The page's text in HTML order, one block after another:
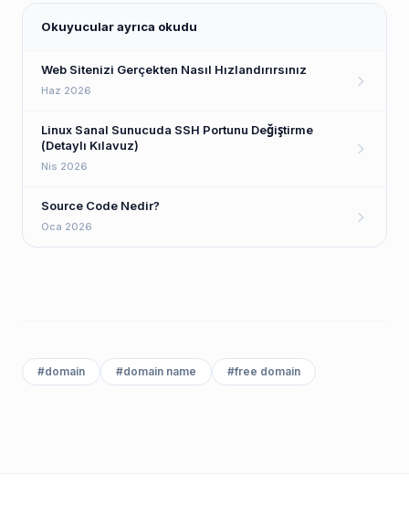
Okuyucular ayrıca okudu
Web Sitenizi Gerçekten Nasıl Hızlandırırsınız
Haz 2026
Linux Sanal Sunucuda SSH Portunu Değiştirme
(Detaylı Kılavuz)
Nis 2026
Source Code Nedir?
Oca 2026
#domain #domain name #free domain